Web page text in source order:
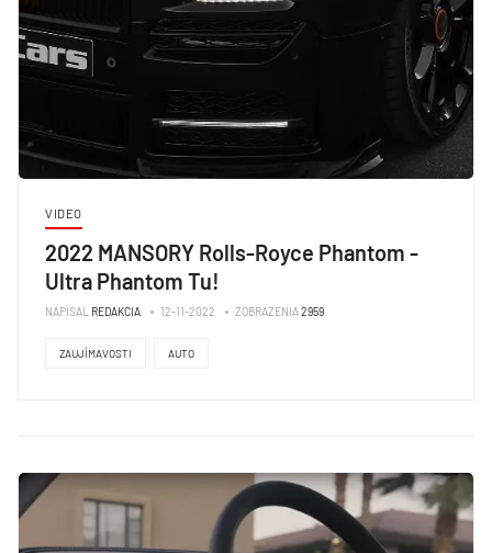
VIDEO
2022 MANSORY Rolls-Royce Phantom -
Ultra Phantom Tu!
NAPÍSAL REDAKCIA 12-11-2022 ZOBRAZENIA2959
ZAUJÍMAVOSTI AUTO